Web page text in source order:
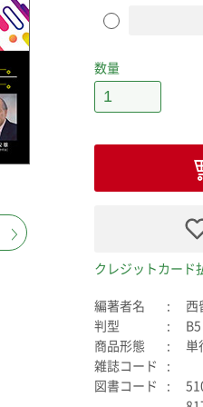
数量
クレジットカード
編著者名
西
判型
商品形態
単
雑誌コード
図書コード